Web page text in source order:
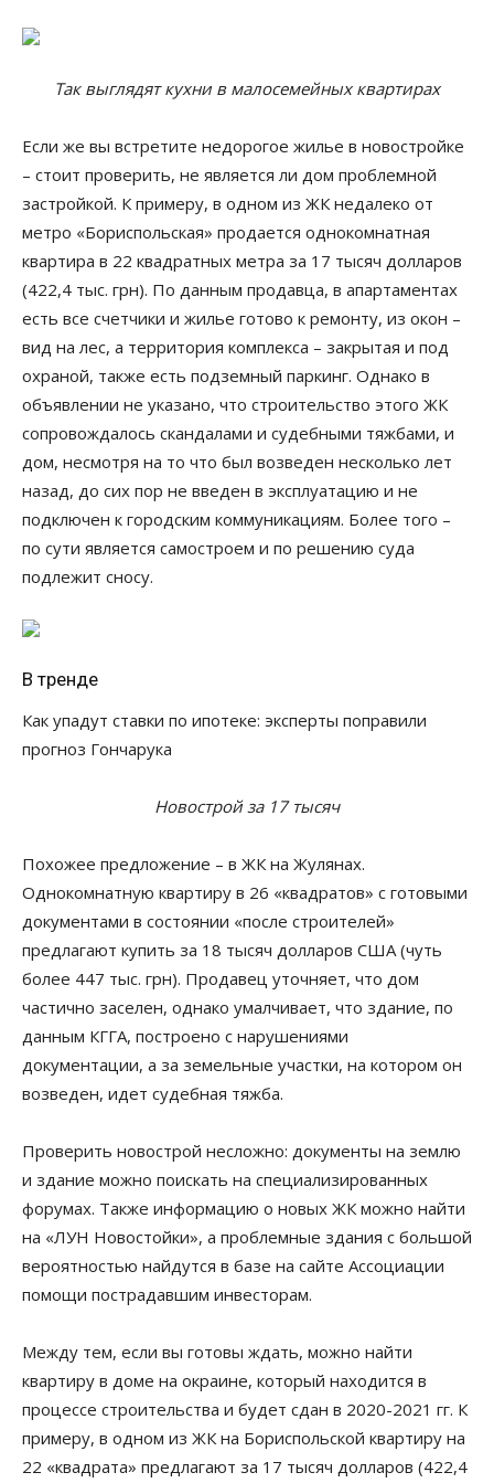
Так выглядят кухни в малосемейных квартирах
Если же вы встретите недорогое жилье в новостройке
– стоит проверить, не является ли дом проблемной
застройкой. К примеру, в одном из ЖК недалеко от
метро «Бориспольская» продается однокомнатная
квартира в 22 квадратных метра за 17 тысяч долларов
(422,4 тыс. грн). По данным продавца, в апартаментах
есть все счетчики и жилье готово к ремонту, из окон –
вид на лес, а территория комплекса – закрытая и под
охраной, также есть подземный паркинг. Однако в
объявлении не указано, что строительство этого ЖК
сопровождалось скандалами и судебными тяжбами, и
дом, несмотря на то что был возведен несколько лет
назад, до сих пор не введен в эксплуатацию и не
подключен к городским коммуникациям. Более того –
по сути является самостроем и по решению суда
подлежит сносу.
В тренде
Как упадут ставки по ипотеке: эксперты поправили
прогноз Гончарука
Новострой за 17 тысяч
Похожее предложение – в ЖК на Жулянах.
Однокомнатную квартиру в 26 «квадратов» с готовыми
документами в состоянии «после строителей»
предлагают купить за 18 тысяч долларов США (чуть
более 447 тыс. грн). Продавец уточняет, что дом
частично заселен, однако умалчивает, что здание, по
данным КГГА, построено с нарушениями
документации, а за земельные участки, на котором он
возведен, идет судебная тяжба.
Проверить новострой несложно: документы на землю
и здание можно поискать на специализированных
форумах. Также информацию о новых ЖК можно найти
на «ЛУН Новостойки», а проблемные здания с большой
вероятностью найдутся в базе на сайте Ассоциации
помощи пострадавшим инвесторам.
Между тем, если вы готовы ждать, можно найти
квартиру в доме на окраине, который находится в
процессе строительства и будет сдан в 2020-2021 гг. К
примеру, в одном из ЖК на Бориспольской квартиру на
22 «квадрата» предлагают за 17 тысяч долларов (422,4